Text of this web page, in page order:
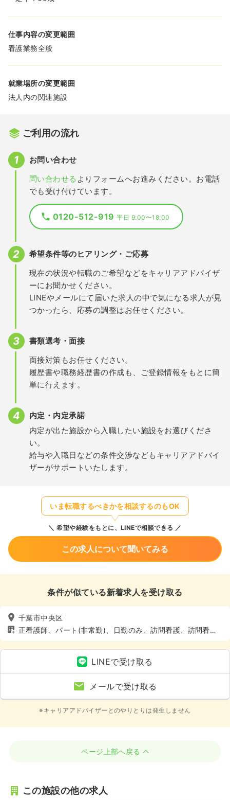
仕事内容の変更範囲
看護業務全般
就業場所の変更範囲
法人内の関連施設
ご利用の流れ
お問い合わせ
問い合わせる よりフォームへお進みください。お電話
でも受け付けています。
0120-512-919平日 9:00〜18:00
希望条件等のヒアリング・ご応募
現在の状況や転職のご希望などをキャリアアドバイザ
ーにお聞かせください。
LINEやメールにて届いた求人の中で気になる求人が見
つかったら、応募の調整はお任せください。
書類選考・面接
面接対策もお任せください。
履歴書や職務経歴書の作成も、ご登録情報をもとに簡
単に行えます。
内定・内定承諾
内定が出た施設から入職したい施設をお選びくださ
い。
給与や入職日などの条件交渉などもキャリアアドバイ
ザーがサポートいたします。
いま転職するべきかを相談するのもOK
希望や経験をもとに、LINEで相談できる
この求人について聞いてみる
条件が似ている新着求人を受け取る
千葉市中央区
正看護師、パート(非常勤)、日勤のみ、訪問看護、訪問看
護、4週8休以上、土日休み
LINEで受け取る
メールで受け取る
※キャリアアドバイザーとのやりとりは発生しません
ページ上部へ戻る
この施設の他の求人